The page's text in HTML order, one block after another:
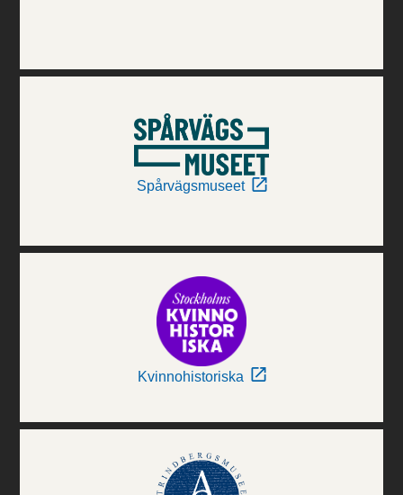
Spårvägsmuseet
Kvinnohistoriska